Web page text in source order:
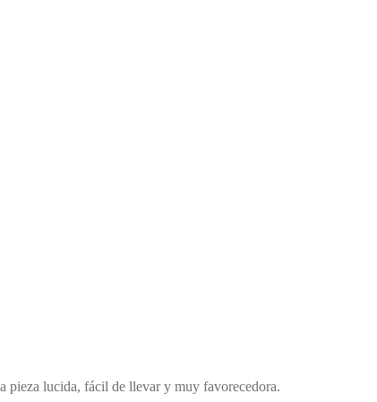
pieza lucida, fácil de llevar y muy favorecedora.